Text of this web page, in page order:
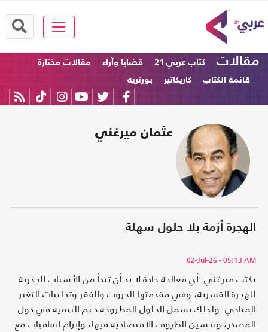
مقالات كتاب عربي 21 قضايا وآراء
مقالات مختارة
قائمة الكتاب
كاريكاتير بورتريه
عثمان ميرغني
الهجرة أزمة بلا حلول سهلة
02-Jul-26 - 05:13 AM
يكتب ميرغني: أي معالجة جادة لا بد أن تبدأ من الأسباب الجذرية
للهجرة القسرية، وفي مقدمتها الحروب والفقر وتداعيات التغير
المناخي. ولذلك تشمل الحلول المطروحة دعم التنمية في دول
المصدر، وتحسين الظروف الاقتصادية فيها، وإبرام اتفاقيات مع